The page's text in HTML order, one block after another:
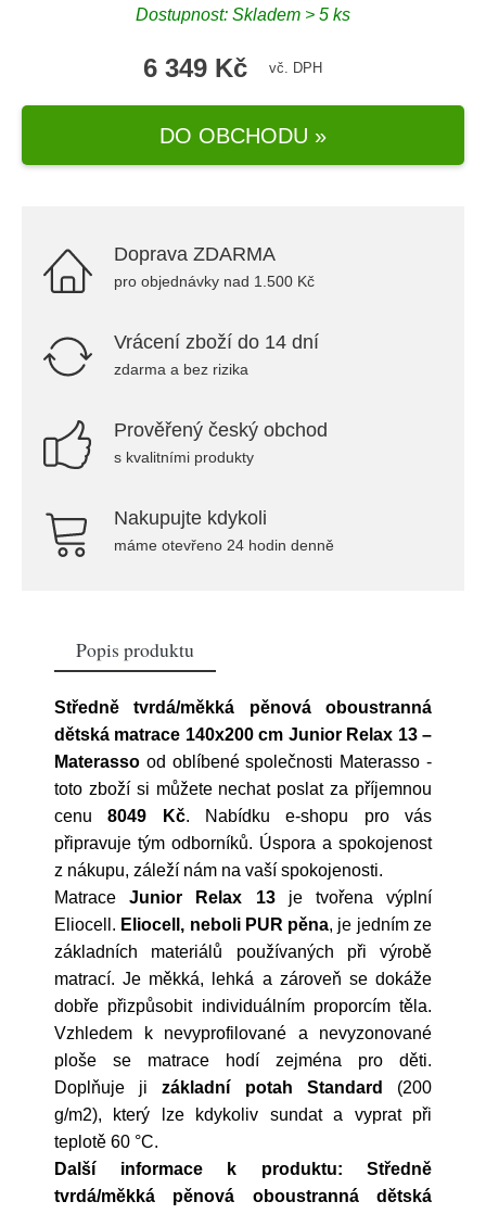
Dostupnost: Skladem > 5 ks
6 349 Kč vč. DPH
DO OBCHODU »
Doprava ZDARMA
pro objednávky nad 1.500 Kč
Vrácení zboží do 14 dní
zdarma a bez rizika
Prověřený český obchod
s kvalitními produkty
Nakupujte kdykoli
máme otevřeno 24 hodin denně
Popis produktu
Středně tvrdá/měkká pěnová oboustranná
dětská matrace 140x200 cm Junior Relax 13 –
Materasso od oblíbené společnosti Materasso -
toto zboží si můžete nechat poslat za příjemnou
cenu8049 Kč. Nabídku e-shopu pro vás
připravuje tým odborníků. Úspora a spokojenost
z nákupu, záleží nám na vaší spokojenosti.
MatraceJunior Relax 13je tvořena výplní
Eliocell. Eliocell, neboli PUR pěna, je jedním ze
základních materiálů používaných při výrobě
matrací. Je měkká, lehká a zároveň se dokáže
dobře přizpůsobit individuálním proporcím těla.
Vzhledem k nevyprofilované a nevyzonované
ploše se matrace hodí zejména pro děti.
Doplňuje jizákladní potah Standard
(200
g/m2), který lze kdykoliv sundat a vyprat při
teplotě 60 °C.
Další informace k produktu: Středně
tvrdá/měkká pěnová oboustranná dětská